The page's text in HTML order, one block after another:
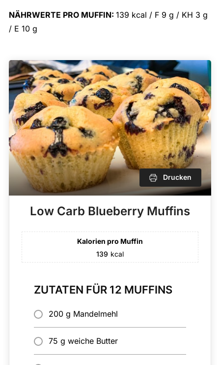
NÄHRWERTE PRO MUFFIN: 139 kcal / F 9 g / KH 3 g
/ E 10 g
Drucken
Low Carb Blueberry Muffins
Kalorien pro Muffin
139 kcal
ZUTATEN FÜR 12 MUFFINS
200 g Mandelmehl
75 g weiche Butter